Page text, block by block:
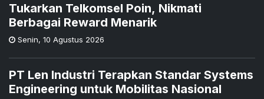
Tukarkan Telkomsel Poin, Nikmati
Berbagai Reward Menarik
Senin, 10 Agustus 2026
PT Len Industri Terapkan Standar Systems
Engineering untuk Mobilitas Nasional